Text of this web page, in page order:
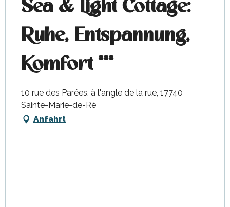
Sea & Light Cottage:
Ruhe, Entspannung,
Komfort ***
10 rue des Parées, à l'angle de la rue, 17740
Sainte-Marie-de-Ré
Anfahrt